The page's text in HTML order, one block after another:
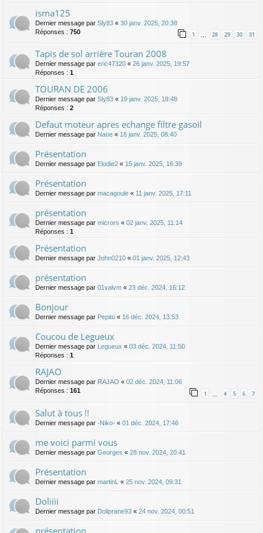
isma125
Dernier message par Sly83 « 30 janv. 2025, 20:38
Réponses : 750 1 … 28 29 30 31
Tapis de sol arrière Touran 2008
Dernier message par eric47320 « 26 janv. 2025, 19:57
Réponses : 1
TOURAN DE 2006
Dernier message par Sly83 « 19 janv. 2025, 18:48
Réponses : 2
Defaut moteur apres echange filtre gasoil
Dernier message par Naoe « 18 janv. 2025, 08:40
Présentation
Dernier message par Elodie2 « 15 janv. 2025, 16:39
Présentation
Dernier message par macagoule « 11 janv. 2025, 17:11
présentation
Dernier message par micrors « 02 janv. 2025, 11:14
Réponses : 1
Présentation
Dernier message par John0210 « 01 janv. 2025, 12:43
présentation
Dernier message par 01valvm « 23 déc. 2024, 16:12
Bonjour
Dernier message par Pepito « 16 déc. 2024, 13:53
Coucou de Legueux
Dernier message par Legueux « 03 déc. 2024, 11:50
Réponses : 1
RAJAO
Dernier message par RAJAO « 02 déc. 2024, 11:06
Réponses : 161 1 4 5 6 7
Salut à tous !!
Dernier message par -Niko- « 01 déc. 2024, 17:46
me voici parmi vous
Dernier message par Georges « 28 nov. 2024, 20:41
Présentation
Dernier message par martinL « 25 nov. 2024, 09:31
Doliiii
Dernier message par Doliprane93 « 24 nov. 2024, 00:51
présentation